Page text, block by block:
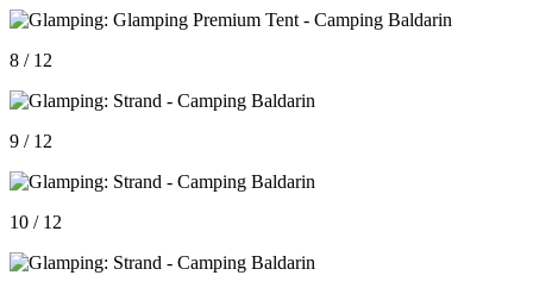
8 / 12
9 / 12
10 / 12